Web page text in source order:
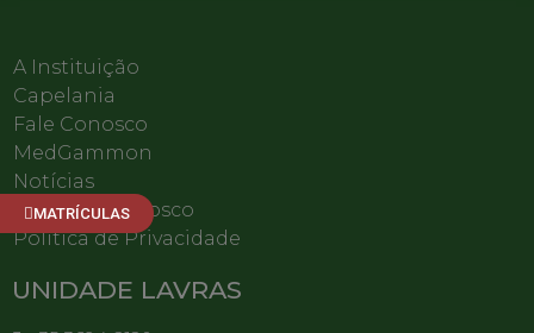
MATRÍCULAS
A Instituição
Capelania
Fale Conosco
MedGammon
Notícias
Trabalhe Conosco
Política de Privacidade
UNIDADE LAVRAS